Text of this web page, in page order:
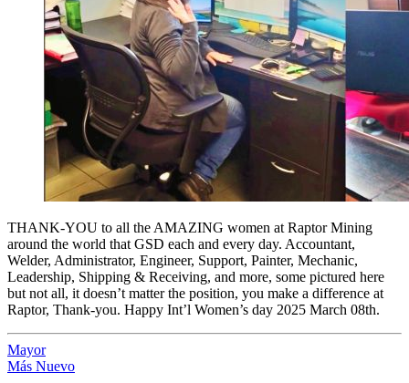
THANK-YOU to all the AMAZING women at Raptor Mining
around the world that GSD each and every day. Accountant,
Welder, Administrator, Engineer, Support, Painter, Mechanic,
Leadership, Shipping & Receiving, and more, some pictured here
but not all, it doesn’t matter the position, you make a difference at
Raptor, Thank-you. Happy Int’l Women’s day 2025 March 08th.
Mayor
Más Nuevo